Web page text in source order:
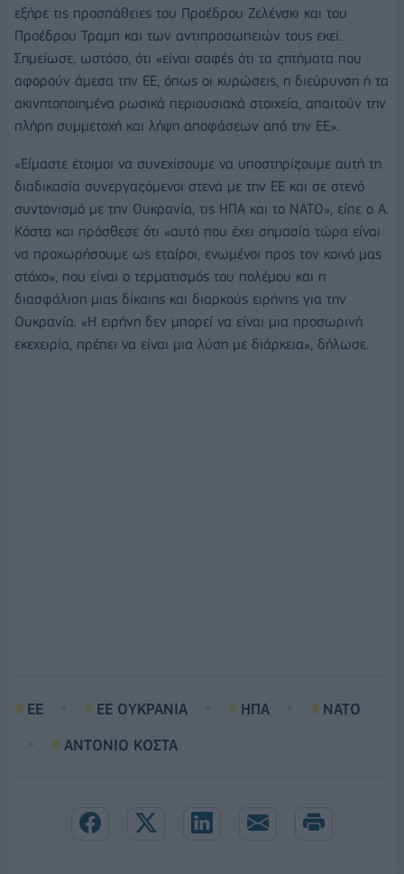
εξήρε τις προσπάθειες του Προέδρου Ζελένσκι και του
Προέδρου Τραμπ και των αντιπροσωπειών τους εκεί.
Σημείωσε, ωστόσο, ότι «είναι σαφές ότι τα ζητήματα που
αφορούν άμεσα την ΕΕ, όπως οι κυρώσεις, η διεύρυνση ή τα
ακινητοποιημένα ρωσικά περιουσιακά στοιχεία, απαιτούν την
πλήρη συμμετοχή και λήψη αποφάσεων από την ΕΕ».
«Είμαστε έτοιμοι να συνεχίσουμε να υποστηρίζουμε αυτή τη
διαδικασία συνεργαζόμενοι στενά με την ΕΕ και σε στενό
συντονισμό με την Ουκρανία, τις ΗΠΑ και το ΝΑΤΟ», είπε ο Α.
Κόστα και πρόσθεσε ότι «αυτό που έχει σημασία τώρα είναι
να προχωρήσουμε ως εταίροι, ενωμένοι προς τον κοινό μας
στόχο», που είναι ο τερματισμός του πολέμου και η
διασφάλιση μιας δίκαιης και διαρκούς ειρήνης για την
Ουκρανία. «Η ειρήνη δεν μπορεί να είναι μια προσωρινή
εκεχειρία, πρέπει να είναι μια λύση με διάρκεια», δήλωσε.
ΕΕ ΕΕ ΟΥΚΡΑΝΙΑ ΗΠΑ
ΝΑΤΟ
ΑΝΤΟΝΙΟ ΚΟΣΤΑ